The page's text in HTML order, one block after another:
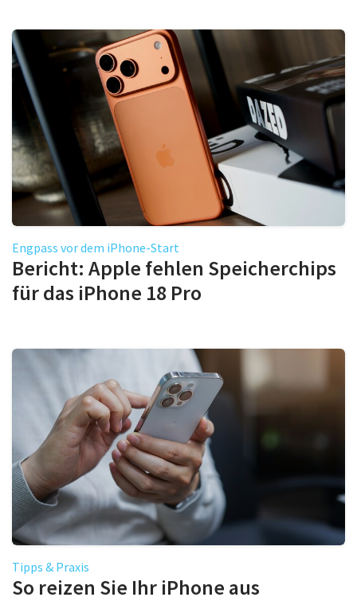
Engpass vor dem iPhone-Start
Bericht: Apple fehlen Speicherchips
für das iPhone 18 Pro
Tipps & Praxis
So reizen Sie Ihr iPhone aus